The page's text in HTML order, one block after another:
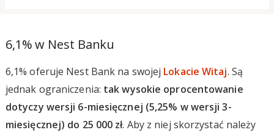
6,1% w Nest Banku
6,1% oferuje Nest Bank na swojej Lokacie Witaj. Są
jednak ograniczenia: tak wysokie oprocentowanie
dotyczy wersji 6-miesięcznej (5,25% w wersji 3-
miesięcznej) do 25 000 zł. Aby z niej skorzystać należy